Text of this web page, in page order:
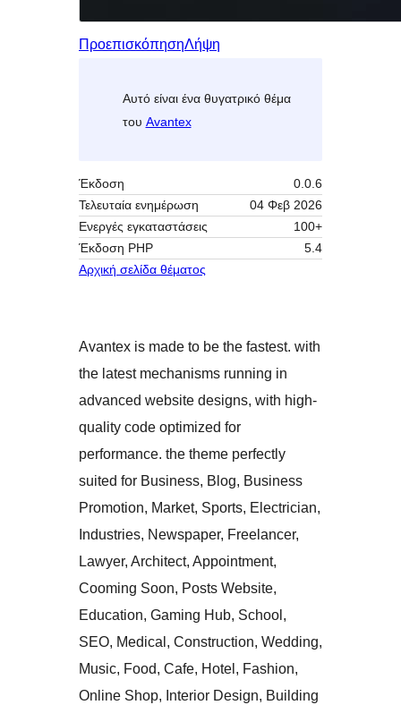
ΠροεπισκόπησηΛήψη
Αυτό είναι ένα θυγατρικό θέμα
του Avantex
Έκδοση
0.0.6
Τελευταία ενημέρωση
04 Φεβ 2026
Ενεργές εγκαταστάσεις
100+
Έκδοση ΡΗΡ
5.4
Αρχική σελίδα θέματος
Avantex is made to be the fastest. with
the latest mechanisms running in
advanced website designs, with high-
quality code optimized for
performance. the theme perfectly
suited for Business, Blog, Business
Promotion, Market, Sports, Electrician,
Industries, Newspaper, Freelancer,
Lawyer, Architect, Appointment,
Cooming Soon, Posts Website,
Education, Gaming Hub, School,
SEO, Medical, Construction, Wedding,
Music, Food, Cafe, Hotel, Fashion,
Online Shop, Interior Design, Building